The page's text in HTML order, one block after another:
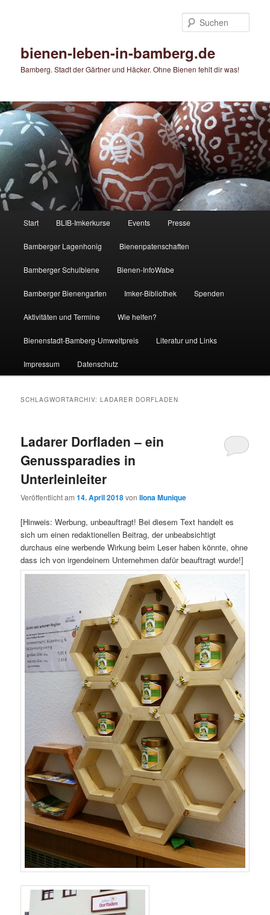
bienen-leben-in-bamberg.de
Bamberg. Stadt der Gärtner und Häcker. Ohne Bienen fehlt dir was!
Start BLIB-Imkerkurse Events Presse
Bamberger Lagenhonig Bienenpatenschaften
Bamberger Schulbiene Bienen-InfoWabe
Bamberger Bienengarten Imker-Bibliothek Spenden
Aktivitäten und Termine Wie helfen?
Bienenstadt-Bamberg-Umweltpreis Literatur und Links
Impressum Datenschutz
SCHLAGWORTARCHIV:LADARER DORFLADEN
Ladarer Dorfladen – ein
Genussparadies in
Unterleinleiter
Veröffentlicht am14. April 2018vonIlona Munique
[Hinweis: Werbung, unbeauftragt! Bei diesem Text handelt es
sich um einen redaktionellen Beitrag, der unbeabsichtigt
durchaus eine werbende Wirkung beim Leser haben könnte, ohne
dass ich von irgendeinem Unternehmen dafür beauftragt wurde!]